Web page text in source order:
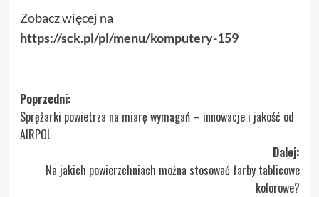
Zobacz więcej na
https://sck.pl/pl/menu/komputery-159
Zobacz
wpisy
Poprzedni:
Sprężarki powietrza na miarę wymagań – innowacje i jakość od
AIRPOL
Dalej:
Na jakich powierzchniach można stosować farby tablicowe
kolorowe?